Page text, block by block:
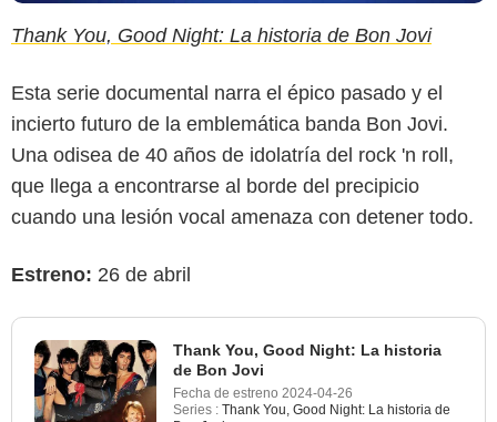
Thank You, Good Night: La historia de Bon Jovi
Esta serie documental narra el épico pasado y el
incierto futuro de la emblemática banda Bon Jovi.
Una odisea de 40 años de idolatría del rock 'n roll,
que llega a encontrarse al borde del precipicio
cuando una lesión vocal amenaza con detener todo.
Estreno: 26 de abril
Thank You, Good Night: La historia
de Bon Jovi
Fecha de estreno 2024-04-26
Series : Thank You, Good Night: La historia de